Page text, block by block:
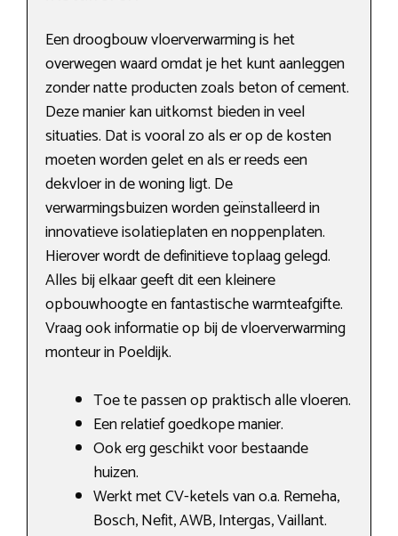
Een droogbouw vloerverwarming is het
overwegen waard omdat je het kunt aanleggen
zonder natte producten zoals beton of cement.
Deze manier kan uitkomst bieden in veel
situaties. Dat is vooral zo als er op de kosten
moeten worden gelet en als er reeds een
dekvloer in de woning ligt. De
verwarmingsbuizen worden geïnstalleerd in
innovatieve isolatieplaten en noppenplaten.
Hierover wordt de definitieve toplaag gelegd.
Alles bij elkaar geeft dit een kleinere
opbouwhoogte en fantastische warmteafgifte.
Vraag ook informatie op bij de vloerverwarming
monteur in Poeldijk.
Toe te passen op praktisch alle vloeren.
Een relatief goedkope manier.
Ook erg geschikt voor bestaande
huizen.
Werkt met CV-ketels van o.a. Remeha,
Bosch, Nefit, AWB, Intergas, Vaillant.